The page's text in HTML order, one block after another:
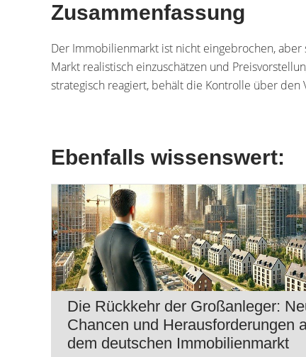
Zusammenfassung
Der Immobilienmarkt ist nicht eingebrochen,
Markt realistisch einzuschätzen und
strategisch reagiert, behält die Kontrolle über den
Ebenfalls wissenswert:
Die Rückkehr der Großanleger:
Chancen und Herausforderungen
dem deutschen Immobilienmarkt